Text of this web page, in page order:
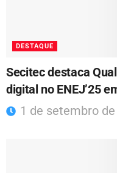
DESTAQUE
Secitec destaca
digital no ENEJ’25
1 de setembro